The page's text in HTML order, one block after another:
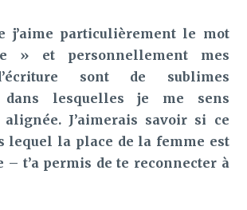
j’aime particulièrement le mot
» et personnellement mes
sont de sublimes
dans lesquelles je me sens
J’aimerais savoir si ce
lequel la place de la femme est
– t’a permis de te reconnecter à